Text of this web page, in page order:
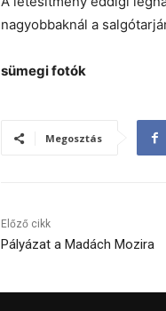
nagyobbaknál a
sümegi fotók
Megosztás
Előző cikk
Pályázat a Madách Mozira